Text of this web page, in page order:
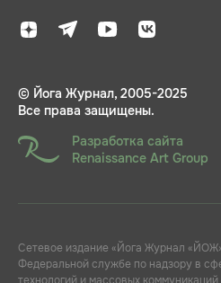
© Йога Журнал, 2005-2025
Все права защищены.
Разработка сайта
Renaissance Art Group
Сетевое издание «Йога Журнал
Федеральной службе по надзору в